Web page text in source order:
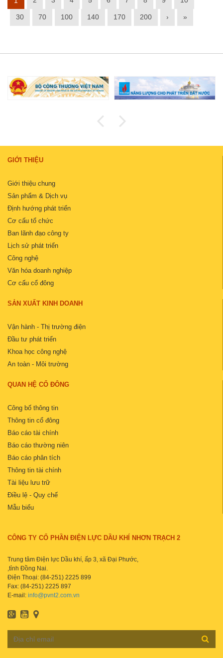
30 70 100 140 170 200 › »
GIỚI THIỆU
Giới thiệu chung
Sản phẩm & Dịch vụ
Định hướng phát triển
Cơ cấu tổ chức
Ban lãnh đạo công ty
Lịch sử phát triển
Công nghệ
Văn hóa doanh nghiệp
Cơ cấu cổ đông
SẢN XUẤT KINH DOANH
Vận hành - Thị trường điện
Đầu tư phát triển
Khoa học công nghệ
An toàn - Môi trường
QUAN HỆ CỔ ĐÔNG
Công bố thông tin
Thông tin cổ đông
Báo cáo tài chính
Báo cáo thường niên
Báo cáo phân tích
Thông tin tài chính
Tài liệu lưu trữ
Điều lệ - Quy chế
Mẫu biểu
CÔNG TY CỔ PHẦN ĐIỆN LỰC DẦU KHÍ NHƠN TRẠCH 2
Trung tâm Điện lực Dầu khí, ấp 3, xã Đại Phước,
,tỉnh Đồng Nai.
Điện Thoại: (84-251) 2225 899
Fax: (84-251) 2225 897
E-mail: info@pvnt2.com.vn